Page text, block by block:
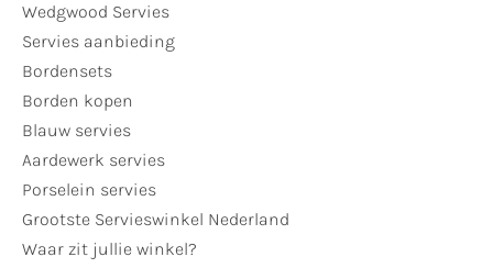
Wedgwood Servies
Servies aanbieding
Bordensets
Borden kopen
Blauw servies
Aardewerk servies
Porselein servies
Grootste Servieswinkel Nederland
Waar zit jullie winkel?